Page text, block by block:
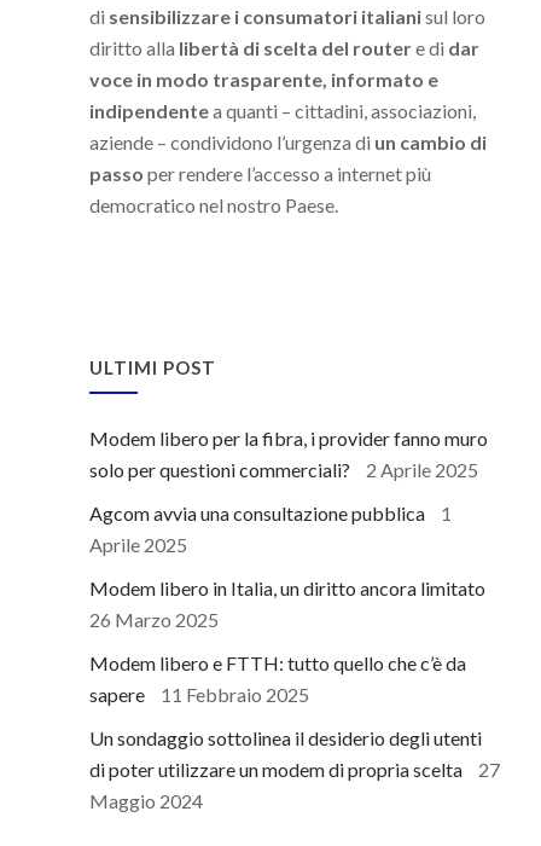
di sensibilizzare i consumatori italianisul loro
diritto alla libertà di scelta del routere di dar
voce in modo trasparente, informato e
indipendentea quanti – cittadini, associazioni,
aziende – condividono l’urgenza di un cambio di
passo per rendere l’accesso a internet più
democratico nel nostro Paese.
ULTIMI POST
Modem libero per la fibra, i provider fanno muro
solo per questioni commerciali?
2 Aprile 2025
Agcom avvia una consultazione pubblica
1
Aprile 2025
Modem libero in Italia, un diritto ancora limitato
26 Marzo 2025
Modem libero e FTTH: tutto quello che c’è da
sapere
11 Febbraio 2025
Un sondaggio sottolinea il desiderio degli utenti
di poter utilizzare un modem di propria scelta
27
Maggio 2024